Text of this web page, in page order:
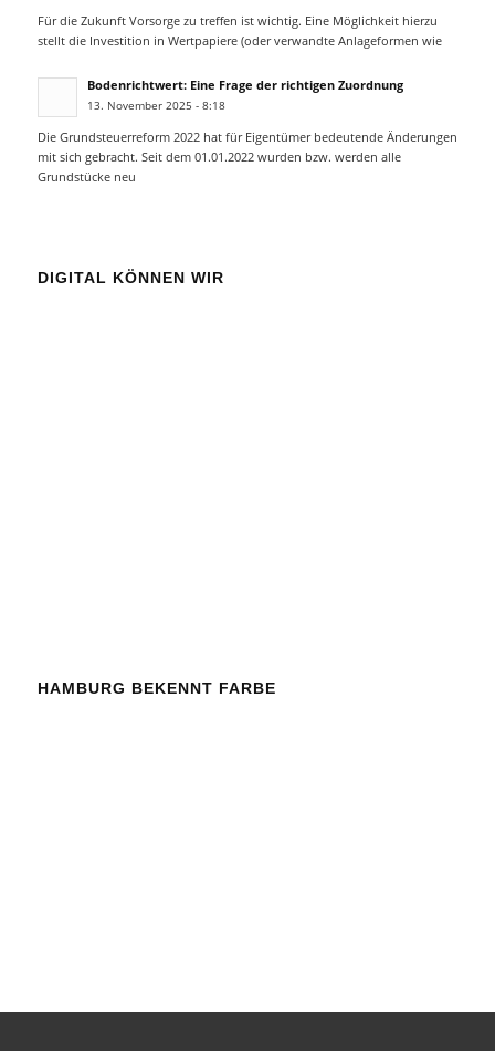
Für die Zukunft Vorsorge zu treffen ist wichtig. Eine Möglichkeit hierzu
stellt die Investition in Wertpapiere (oder verwandte Anlageformen wie
Bodenrichtwert: Eine Frage der richtigen Zuordnung
13. November 2025 - 8:18
Die Grundsteuerreform 2022 hat für Eigentümer bedeutende Änderungen
mit sich gebracht. Seit dem 01.01.2022 wurden bzw. werden alle
Grundstücke neu
DIGITAL KÖNNEN WIR
HAMBURG BEKENNT FARBE